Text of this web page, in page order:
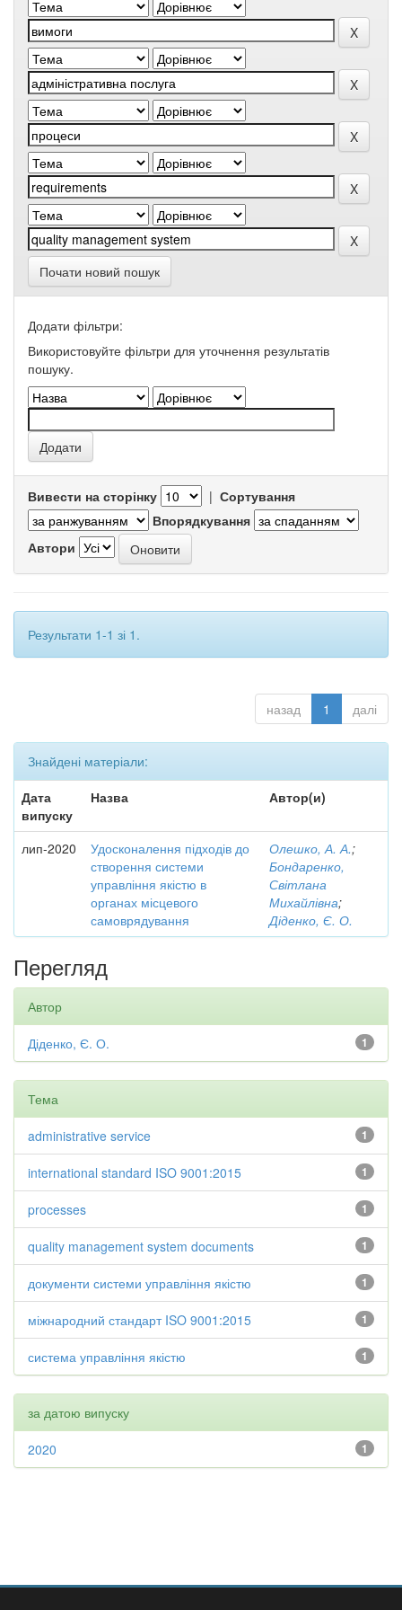
Почати новий пошук
Додати фільтри:
Використовуйте фільтри для уточнення результатів
пошуку.
Вивести на сторінку | Сортування
Впорядкування
Автори
Результати 1-1 зі 1.
назад 1 далі
Знайдені матеріали:
Дата
випуску
Назва Автор(и)
лип-2020
Удосконалення підходів до
створення системи
управління якістю в
органах місцевого
самоврядування
Олешко, А. А.;
Бондаренко,
Світлана
Михайлівна;
Діденко, Є. О.
Перегляд
Автор
1
Діденко, Є. О.
Тема
1
administrative service
1
international standard ISO 9001:2015
1
processes
1
quality management system documents
1
документи системи управління якістю
1
міжнародний стандарт ISO 9001:2015
1
система управління якістю
за датою випуску
1
2020